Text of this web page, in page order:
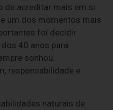
de acreditar mais em si
um dos momentos mais
foi decidir
40 anos para
sonhou.
responsabilidade e
naturais de